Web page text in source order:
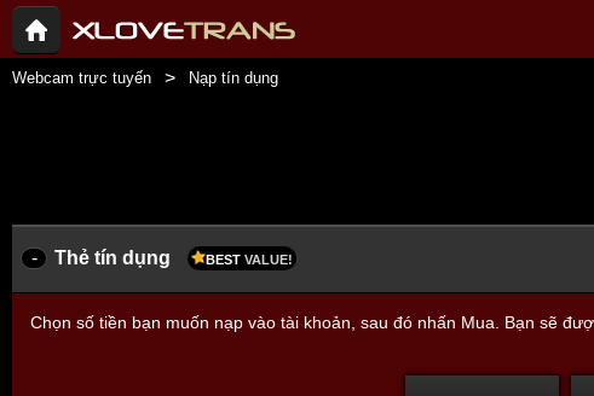
Webcam trực tuyến Nạp tín dụng
- Thẻ tín dụng BEST VALUE!
Chọn số tiền bạn muốn nạp vào tài khoản, sau đó nhấn Mua. Bạn sẽ